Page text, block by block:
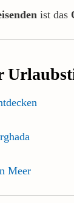
ist das
Meer